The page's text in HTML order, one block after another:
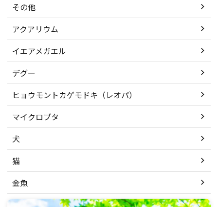
その他
アクアリウム
イエアメガエル
デグー
ヒョウモントカゲモドキ（レオパ）
マイクロブタ
犬
猫
金魚